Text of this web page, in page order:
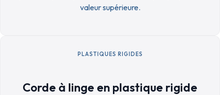
valeur supérieure.
PLASTIQUES RIGIDES
Corde à linge en plastique rigide